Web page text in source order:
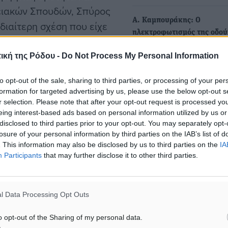
της Ρόδου - Do Not Process My Personal Information
opt-out of the sale, sharing to third parties, or processing of your
for targeted advertising by us, please use the below opt-out
selection. Please note that after your opt-out request is processed
interest-based ads based on personal information utilized by us
to third parties prior to your opt-out. You may separately
of your personal information by third parties on the IAB’s list of
This information may also be disclosed by us to third parties on the
Participants that may further disclose it to other third parties.
Data Processing Opt Outs
opt-out of the Sharing of my personal data.
Σπουδών, Σπύρος
σχέση που είχε
Κόντογλου, μια και,
ο παππούς του κου
Καρατζιά και τις
«Πράξις» και Κωστή
Α. Καμπουράκης: Ο
ηλεκτροφωτισμός της
θητείας μας
τη Ρόδο ανακοινώθηκαν
Με…
Προβολή της ταινίας
την Παρασκευή στο
κινηματοθέατρο ΡΟΔΟΝ
του αφιερώματος στο 26ο